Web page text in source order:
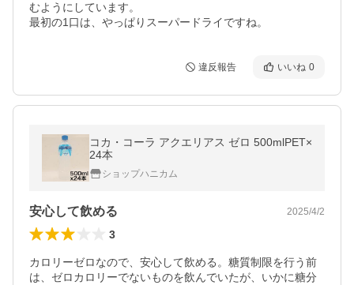
むようにしています。
最初の1口は、やっぱりスーパードライですね。
違反報告 いいね 0
コカ・コーラ アクエリアス ゼロ 500mlPET×
24本
ショップハニカム
安心して飲める 2025/4/2
3
カロリーゼロなので、安心して飲める。糖質制限を行う前
は、ゼロカロリーでないものを飲んでいたが、いかに糖分